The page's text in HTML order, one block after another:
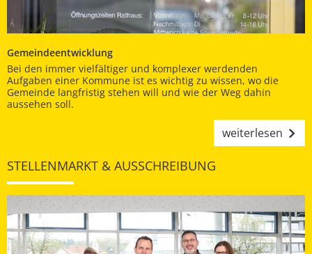
Gemeindeentwicklung
Bei den immer vielfältiger und komplexer werdenden
Aufgaben einer Kommune ist es wichtig zu wissen, wo die
Gemeinde langfristig stehen will und wie der Weg dahin
aussehen soll.
weiterlesen
STELLENMARKT & AUSSCHREIBUNG